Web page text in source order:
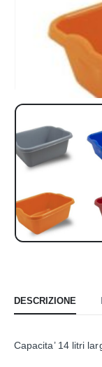
DESCRIZIONE
Capacita’ 14 litri